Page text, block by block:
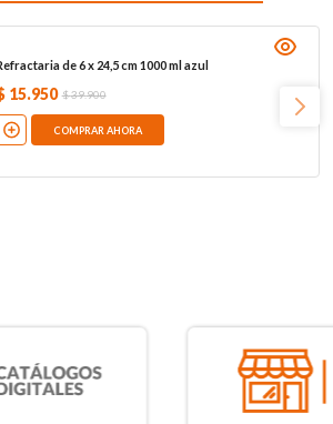
de 6 x 24,5 cm 1000 ml azul
15.950 $39.900
COMPRAR AHORA